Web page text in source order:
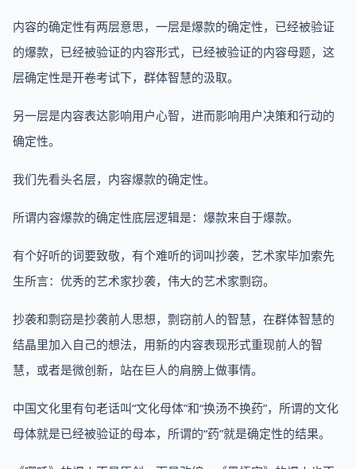
内容的确定性有两层意思，一层是爆款的确定性，已经被验证
的爆款，已经被验证的内容形式，已经被验证的内容母题，这
层确定性是开卷考试下，群体智慧的汲取。
另一层是内容表达影响用户心智，进而影响用户决策和行动的
确定性。
我们先看头名层，内容爆款的确定性。
所谓内容爆款的确定性底层逻辑是：爆款来自于爆款。
有个好听的词要致敬，有个难听的词叫抄袭，艺术家毕加索先
生所言：优秀的艺术家抄袭，伟大的艺术家剽窃。
抄袭和剽窃是抄袭前人思想，剽窃前人的智慧，在群体智慧的
结晶里加入自己的想法，用新的内容表现形式重现前人的智
慧，或者是微创新，站在巨人的肩膀上做事情。
中国文化里有句老话叫“文化母体”和“换汤不换药”，所谓的文化
母体就是已经被验证的母本，所谓的“药”就是确定性的结果。